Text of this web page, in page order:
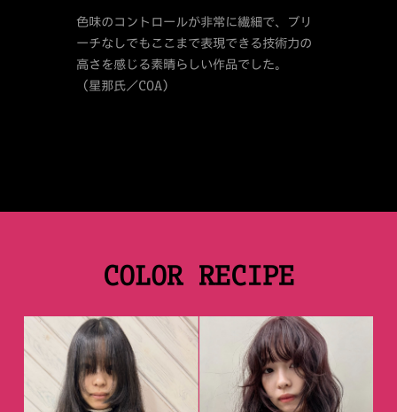
色味のコントロールが非常に繊細で、ブリ
ーチなしでもここまで表現できる技術力の
高さを感じる素晴らしい作品でした。
（星那氏／COA）
COLOR RECIPE